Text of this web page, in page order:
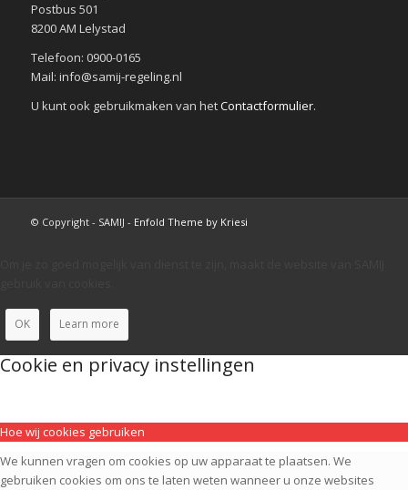
Postbus 501
8200 AM Lelystad
Telefoon: 0900-0165
Mail: info@samij-regeling.nl
U kunt ook gebruikmaken van hetContactformulier.
© Copyright - SAMIJ - Enfold Theme by Kriesi
OK Learn more
Cookie en privacy instellingen
Hoe wij cookies gebruiken
We kunnen vragen om cookies op uw apparaat te plaatsen. We
gebruiken cookies om ons te laten weten wanneer u onze websites